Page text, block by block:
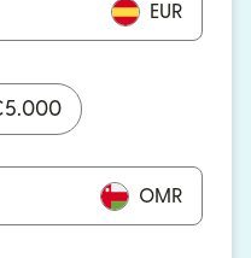
EUR
5.000
OMR